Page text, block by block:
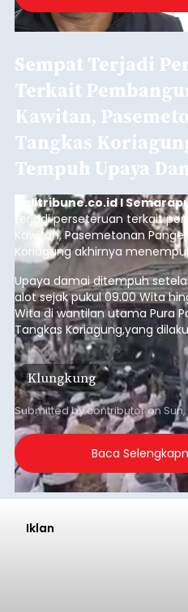
Sempat Terjadi
Terkait
Kawitan,
Tangkas
Tempuh Upaya
balitribune.co.id I
terjadi perseteruan terkait
Kawitan, Pasemetonan
Koriagung akhirnya
pada Minggu (9/8/2026).
Upaya damai ditempuh
alot sejak pukul 09.00 Wita
Wita di wantilan utama Pura
Tangkas Koriagung,yang
kedua belah pihak yang
Klungkung
Submitted bycontributoron
Baca
Iklan